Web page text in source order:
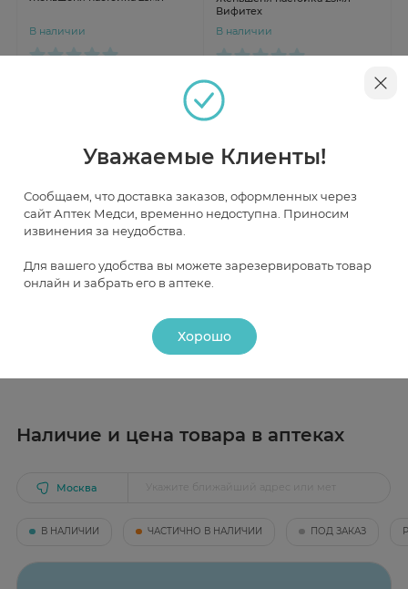
В наличии
Вифитех
В наличии
от 90 ₽
Описание
Условия и сроки хранения
В прохладном, защищенном от света месте. Срок
Действие
Фармакологическое действие
Стимулирует неспецифическую резистентность
организма, обмен веществ и энергии.
Рекомендации по применению
Наличие и цена товара в аптеках
Москва
В НАЛИЧИИ ЧАСТИЧНО В НАЛИЧИИ ПОД ЗАКАЗ
Уважаемые Клиенты!
Сообщаем, что доставка заказов, оформленных через
сайт Аптек Медси, временно недоступна. Приносим
извинения за неудобства.
Для вашего удобства вы можете зарезервировать товар
онлайн и забрать его в аптеке.
Хорошо